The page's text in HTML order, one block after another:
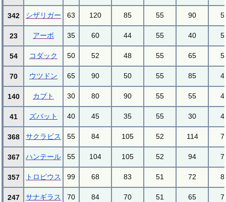
342 シザリガー 63 120 85 55 90
23 アーボ 35 60 44 55 40
54 コダック 50 52 48 55 65
70 ウツドン 65 90 50 55 85
140 カブト 30 80 90 55 55
41 ズバット 40 45 35 55 30
368 サクラビス 55 84 105 52 114
367 ハンテール 55 104 105 52 94
357 トロピウス 99 68 83 51 72
247 サナギラス 70 84 70 51 65